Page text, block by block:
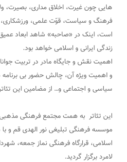
هایی چون غیرت، اخلاق مداری، بصیرت،
فرهنگ و سیاست، قوّت علمی،
است، اینک در «صاحبه» شاهد ابعاد
زندگی ایرانی و اسلامی خواهد بود.
اهمیت نقش و جایگاه مادر در تربیت
و اهمیت ویژه آن، چالش حضور بی
سیاسی و اجتماعی و… از مضامین این
این تئاتر به همت مجتمع فرهنگی مذهبی
موسسه فرهنگی تبلیغی نور الهدی قم و با
اسلامی، قرارگاه فرهنگی نماز جمعه،
لامرد برگزار گردید.